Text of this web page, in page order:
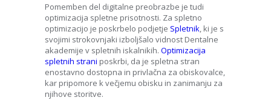
Pomemben del digitalne preobrazbe je tudi
optimizacija spletne prisotnosti. Za spletno
optimizacijo je poskrbelo podjetje Spletnik , ki je s
svojimi strokovnjaki izboljšalo vidnost Dentalne
akademije v spletnih iskalnikih. Optimizacija
spletnih strani poskrbi, da je spletna stran
enostavno dostopna in privlačna za obiskovalce,
kar pripomore k večjemu obisku in zanimanju za
njihove storitve.